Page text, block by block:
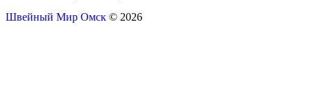
Швейный Мир Омск © 2026